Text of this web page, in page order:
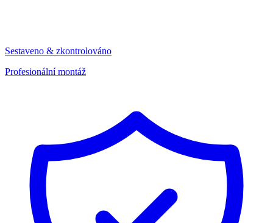
Sestaveno & zkontrolováno
Profesionální montáž